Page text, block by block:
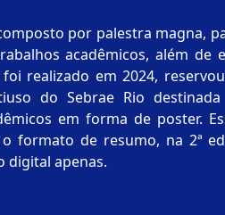
por palestra magna,
acadêmicos, além de exposição técnica. A exemplo do
realizado em 2024, reservou-se uma
do Sebrae Rio
em forma de poster. Esses
formato de resumo, na 2ª
digital apenas.